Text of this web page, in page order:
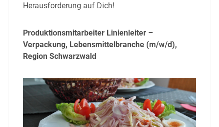
Herausforderung auf Dich!
Produktionsmitarbeiter Linienleiter –
Verpackung, Lebensmittelbranche (m/w/d),
Region Schwarzwald